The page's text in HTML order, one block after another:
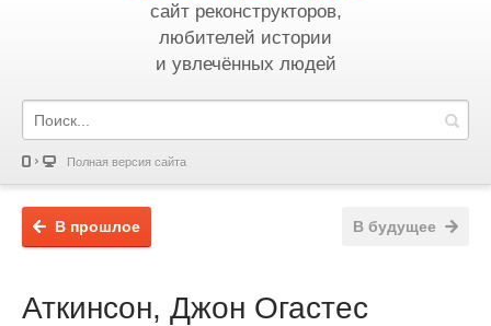
сайт реконструкторов,
любителей истории
и увлечённых людей
Полная версия сайта
В будущее
В прошлое
Аткинсон, Джон Огастес